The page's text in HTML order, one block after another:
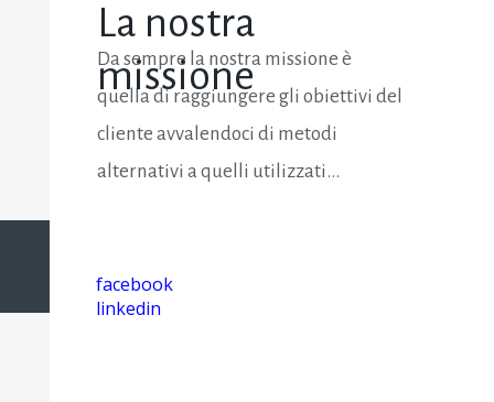
La nostra
missione
Da sempre la nostra missione è
quella di raggiungere gli obiettivi del
cliente avvalendoci di metodi
alternativi a quelli utilizzati...
facebook
linkedin